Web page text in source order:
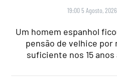
19:00 5 Agosto, 2026
Um homem espanhol
pensão de velhice
suficiente nos 15